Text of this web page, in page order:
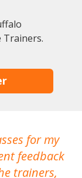
Trainers.
for my
feedback
trainers,